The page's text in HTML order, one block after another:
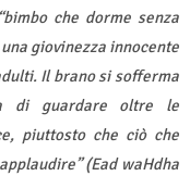
che dorme senza
giovinezza innocente
Il brano si sofferma
di guardare oltre le
piuttosto che ciò che
(Ead waHdha